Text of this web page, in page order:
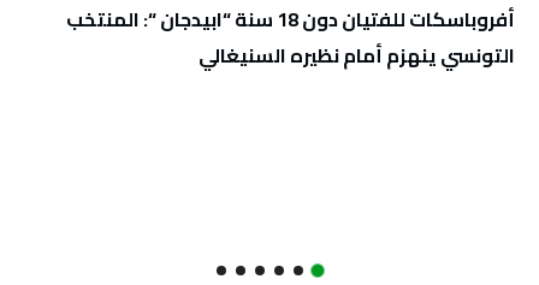
أفروباسكات للفتيان دون 18 سنة “ابيدجان “: المنتخب
التونسي ينهزم أمام نظيره السنيغالي